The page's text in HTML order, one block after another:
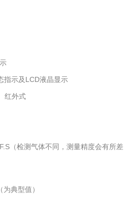
指示及LCD液晶显示
红外式
（检测气体不同，测量精度会有所差
典型值）